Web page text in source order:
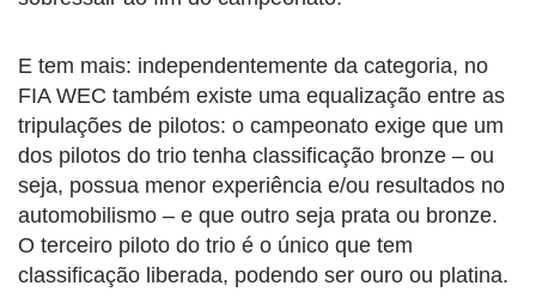
E tem mais: independentemente da categoria, no
FIA WEC também existe uma equalização entre as
tripulações de pilotos: o campeonato exige que um
dos pilotos do trio tenha classificação bronze – ou
seja, possua menor experiência e/ou resultados no
automobilismo – e que outro seja prata ou bronze.
O terceiro piloto do trio é o único que tem
classificação liberada, podendo ser ouro ou platina.